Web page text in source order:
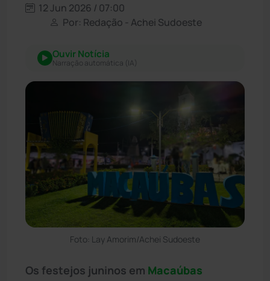
12 Jun 2026 / 07:00
Por: Redação - Achei Sudoeste
Ouvir Notícia
Narração automática (IA)
Foto: Lay Amorim/Achei Sudoeste
Os festejos juninos em Macaúbas